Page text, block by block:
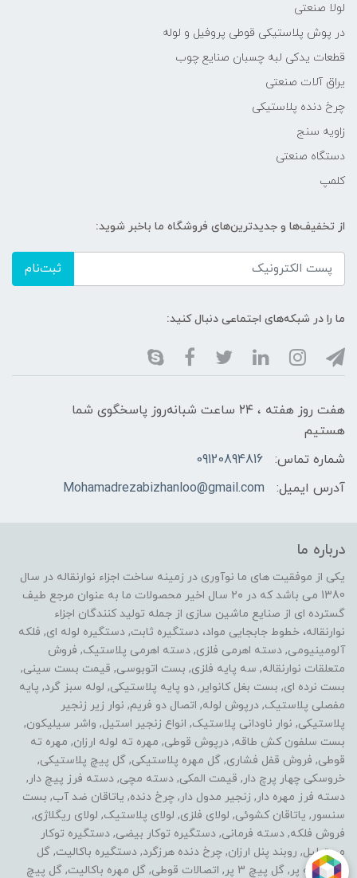
لولا صنعتی
در پوش پلاستیکی قوطی پروفیل و لوله
قطعات یدکی لبه چسبان صنایع چوب
یراق آلات صنعتی
چرخ دنده پلاستیکی
زاویه سنج
دستگاه صنعتی
کلمپ
از تخفیف‌ها و جدیدترین‌های فروشگاه ما باخبر شوید:
ثبت‌نام
ما را در شبکه‌های اجتماعی دنبال کنید:
هفت روز هفته ، ۲۴ ساعت شبانه‌روز پاسخگوی شما
هستیم
شماره تماس:
09120894816
آدرس ایمیل:
Mohamadrezabizhanloo@gmail.com
درباره ما
یکی از موفقیت های ما نوآوری در زمینه ساخت اجزاء نوارنقاله در سال
1380 می باشد که در ۲۰ سال اخیر محصولات ما به عنوان مرجع طیف
گسترده ای از صنایع ماشین سازی از جمله تولید کنندگان اجزاء
نوارنقاله، خطوط جابجایی مواد، دستگیره ثابت, دستگیره لوله ای, فلکه
آلومینیومی, دسته اهرمی فلزی, دسته اهرمی پلاستیک, فروش
متعلقات نوارنقاله, سه پایه فلزی, بست اتوبوسی, قیمت بست سینی,
بست نرده ای, بست بغل کانوایر, دو پایه پلاستیکی, لوله سبز گرد, پایه
مفصلی پلاستیک, درپوش لوله, اتصال دو فریم, نوار زیر زنجیر
پلاستیکی, نوار ناودانی پلاستیک, انواع زنجیر استیل, واشر سیلیکون,
بست سلفون کش طاقه, درپوش قوطی, مهره ته لوله ارزان, مهره ته
قوطی, فروش قفل فشاری, گل مهره پلاستیکی, گل پیچ پلاستیکی,
خروسکی چهار پرچ دار, قیمت المکی, دسته مچی, دسته فرز پیچ دار,
دسته فرز مهره دار, زنجیر مدول دار, چرخ دنده, یاتاقان ضد آب, بست
سنسور, یاتاقان کشوئی, لولای فلزی, لولای پلاستیک, لولای ریگلاژی,
فروش فلکه, دسته فرمانی, دستگیره توکار بیضی, دستگیره توکار
مستطیل, روبند پنل ارزان, چرخ دنده هرزگرد, دستگیره باکالیت, گل
مهره سه پر, گل پیچ 3 پر, اتصالات قوطی, گل مهره باکالیت, گل پیچ